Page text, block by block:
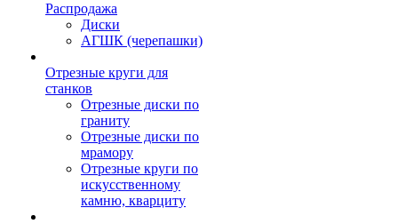
Распродажа
Диски
АГШК (черепашки)
Отрезные круги для
станков
Отрезные диски по
граниту
Отрезные диски по
мрамору
Отрезные круги по
искусственному
камню, кварциту